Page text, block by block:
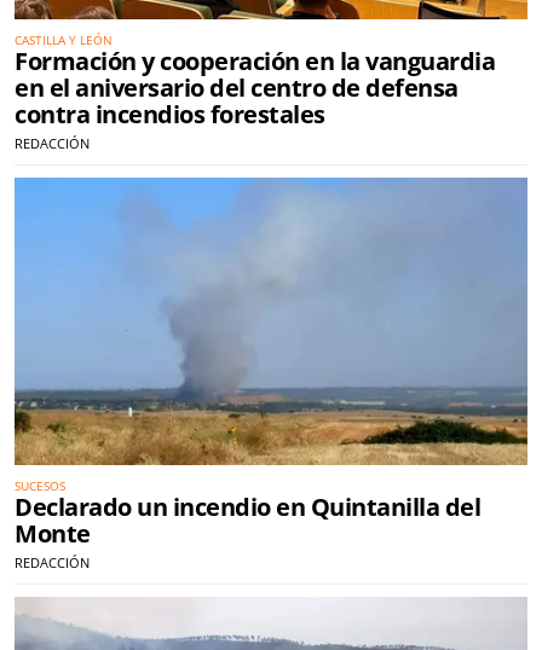
CASTILLA Y LEÓN
Formación y cooperación en la vanguardia
en el aniversario del centro de defensa
contra incendios forestales
REDACCIÓN
SUCESOS
Declarado un incendio en Quintanilla del
Monte
REDACCIÓN